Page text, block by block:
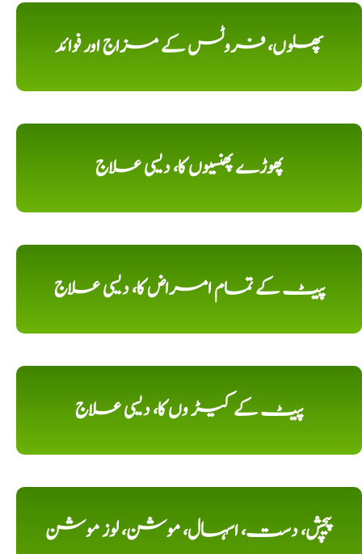
پھلوں، فروٹس کے مزاج اور فوائد
پھوڑے پھنسیوں کا، دیسی علاج
پیٹ کے تمام امراض کا، دیسی علاج
پیٹ کے کیڑ وں کا، دیسی علاج
پیچش، دست، اسہال، موشن، لوز موشن